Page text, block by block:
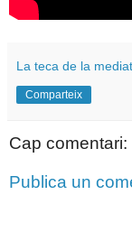
La teca de la
Comparteix
Cap comentari:
Publica un